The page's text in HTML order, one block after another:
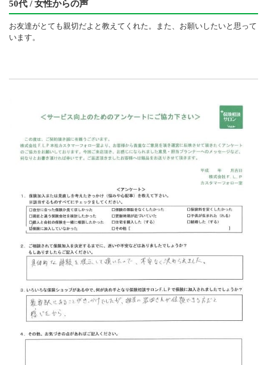
50代 / 女性からの声
お友達がとても親切だよと教えてくれた。また、お願いしたいと思って
います。